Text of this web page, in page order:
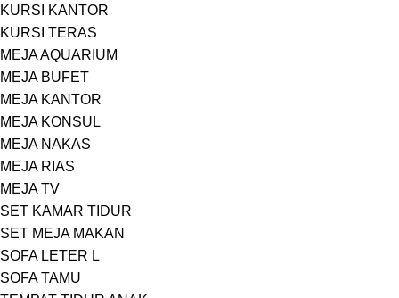
KURSI KANTOR
KURSI TERAS
MEJA AQUARIUM
MEJA BUFET
MEJA KANTOR
MEJA KONSUL
MEJA NAKAS
MEJA RIAS
MEJA TV
SET KAMAR TIDUR
SET MEJA MAKAN
SOFA LETER L
SOFA TAMU